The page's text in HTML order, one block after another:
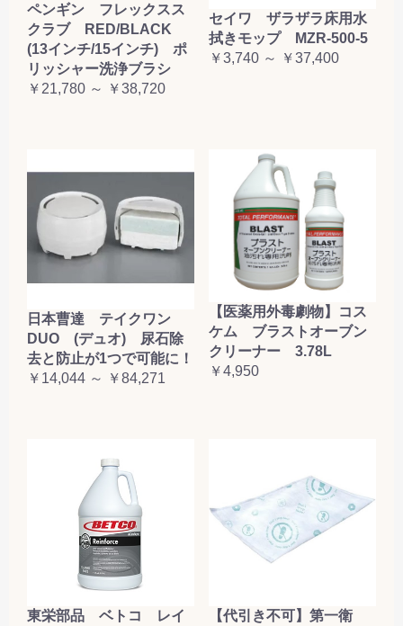
ペンギン フレックスス
クラブ RED/BLACK
(13インチ/15インチ) ポ
リッシャー洗浄ブラシ
￥21,780 ～ ￥38,720
セイワ ザラザラ床用水
拭きモップ MZR-500-5
￥3,740 ～ ￥37,400
日本曹達 テイクワン
DUO (デュオ) 尿石除
去と防止が1つで可能に！
￥14,044 ～ ￥84,271
【医薬用外毒劇物】コス
ケム ブラストオーブン
クリーナー 3.78L
￥4,950
東栄部品 ベトコ レイ
【代引き不可】第一衛